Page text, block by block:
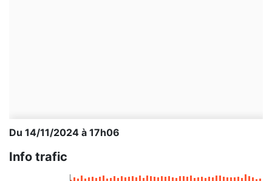
Du 14/11/2024 à 17h06
Info trafic